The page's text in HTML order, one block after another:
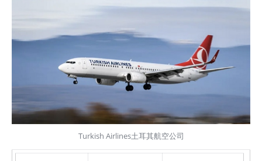
Turkish Airlines土耳其航空公司